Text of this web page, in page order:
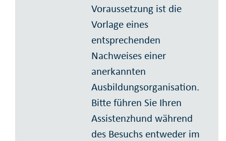
Voraussetzung ist die
Vorlage eines
entsprechenden
Nachweises einer
anerkannten
Ausbildungsorganisation.
Bitte führen Sie Ihren
Assistenzhund während
des Besuchs entweder im